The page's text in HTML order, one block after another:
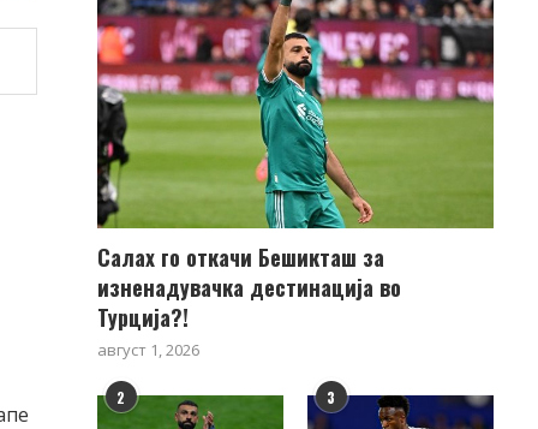
Салах го откачи Бешикташ за
изненадувачка дестинација во
Турција?!
август 1, 2026
2 3